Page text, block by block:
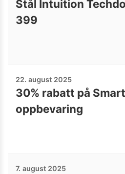
Stål Intuition
399
22. august 2025
30% rabatt på
oppbevaring
7. august 2025